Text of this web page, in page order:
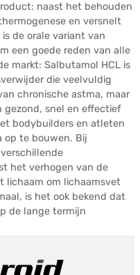
naast het behouden
en versnelt
de orale variant van
een goede reden van alle
markt: Salbutamol HCL is
die veelvuldig
chronische astma, maar
gezond, snel en effectief
bodybuilders en atleten
op te bouwen. Bij
het verhogen van de
lichaam om lichaamsvet
is het ook bekend dat
de lange termijn